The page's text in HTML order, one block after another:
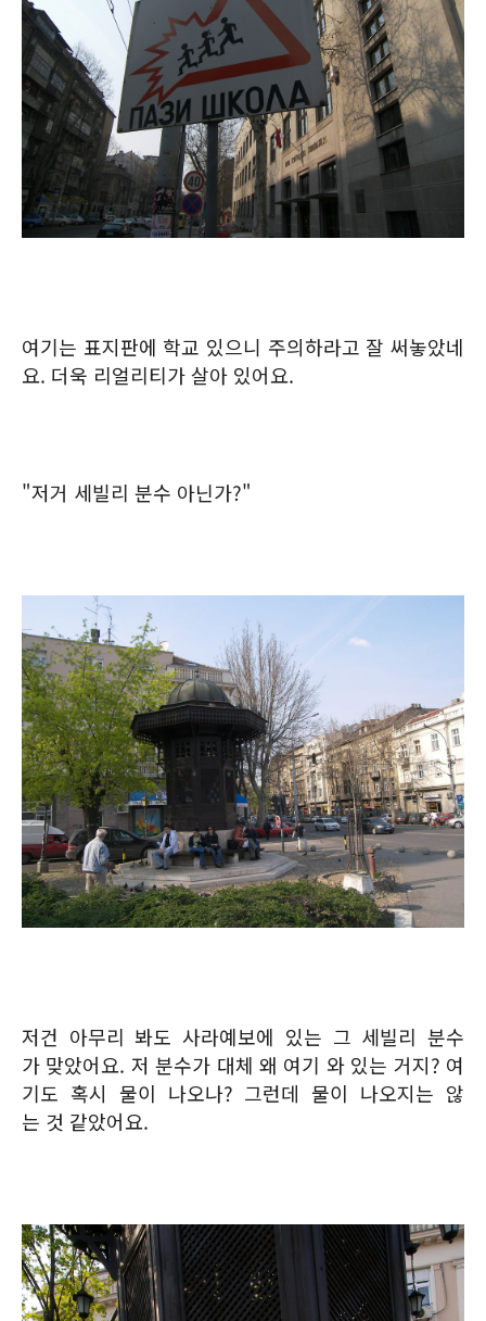
여기는 표지판에 학교 있으니 주의하라고 잘 써놓았네
요. 더욱 리얼리티가 살아 있어요.
"저거 세빌리 분수 아닌가?"
저건 아무리 봐도 사라예보에 있는 그 세빌리 분수
가 맞았어요. 저 분수가 대체 왜 여기 와 있는 거지? 여
기도 혹시 물이 나오나? 그런데 물이 나오지는 않
는 것 같았어요.